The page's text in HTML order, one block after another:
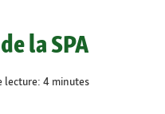
la SPA
lecture: 4 minutes